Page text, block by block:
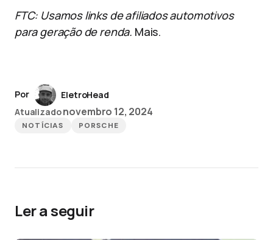
FTC: Usamos links de afiliados automotivos
para geração de renda. Mais.
Por
EletroHead
Atualizadonovembro 12, 2024
NOTÍCIAS PORSCHE
Ler a seguir